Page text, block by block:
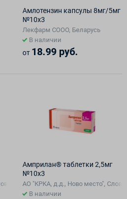
Амлотензин капсулы 8мг/5мг
№10х3
Лекфарм СООО, Беларусь
В наличии
от 18.99 руб.
Амприлан® таблетки 2,5мг
№10х3
АО "КРКА, д.д., Ново место",
В наличии